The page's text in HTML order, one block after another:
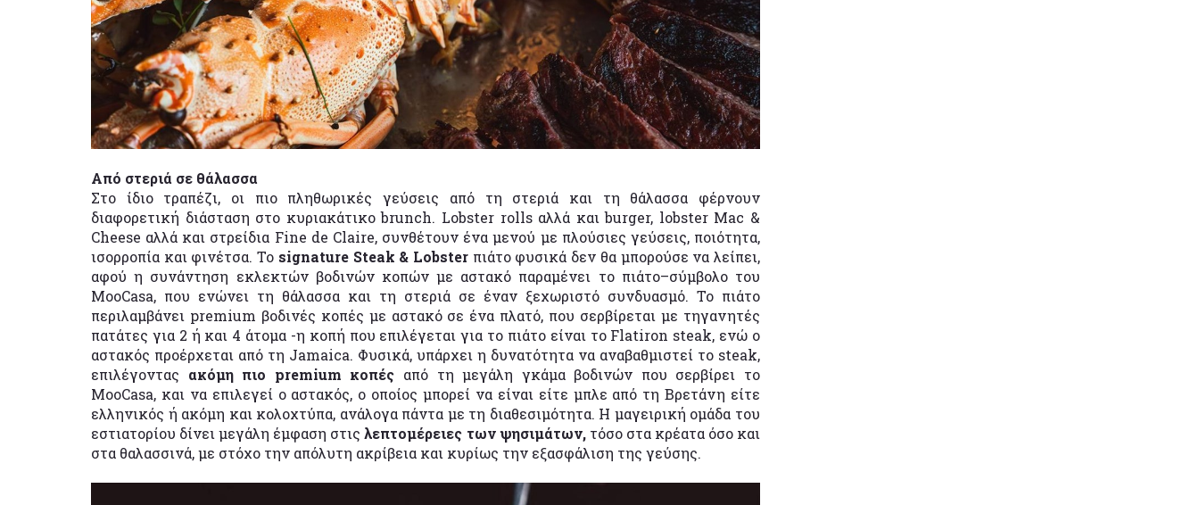
Από στεριά σε θάλασσα
Στο ίδιο τραπέζι, οι πιο πληθωρικές γεύσεις από τη στεριά και τη θάλασσα φέρνουν
διαφορετική διάσταση στο κυριακάτικο brunch. Lobster rolls αλλά και burger, lobster Mac &
Cheese αλλά και στρείδια Fine de Claire, συνθέτουν ένα μενού με πλούσιες γεύσεις, ποιότητα,
ισορροπία και φινέτσα. Το signature Steak & Lobster πιάτο φυσικά δεν θα μπορούσε να λείπει,
αφού η συνάντηση εκλεκτών βοδινών κοπών με αστακό παραμένει το πιάτο–σύμβολο του
MooCasa, που ενώνει τη θάλασσα και τη στεριά σε έναν ξεχωριστό συνδυασμό. To πιάτο
περιλαμβάνει premium βοδινές κοπές με αστακό σε ένα πλατό, που σερβίρεται με τηγανητές
πατάτες για 2 ή και 4 άτομα -η κοπή που επιλέγεται για το πιάτο είναι το Flatiron steak, ενώ ο
αστακός προέρχεται από τη Jamaica. Φυσικά, υπάρχει η δυνατότητα να αναβαθμιστεί το steak,
επιλέγοντας ακόμη πιο premium κοπές από τη μεγάλη γκάμα βοδινών που σερβίρει το
MooCasa, και να επιλεγεί ο αστακός, ο οποίος μπορεί να είναι είτε μπλε από τη Βρετάνη είτε
ελληνικός ή ακόμη και κολοχτύπα, ανάλογα πάντα με τη διαθεσιμότητα. Η μαγειρική ομάδα του
εστιατορίου δίνει μεγάλη έμφαση στιςλεπτομέρειες των ψησιμάτων,τόσο στα κρέατα όσο και
στα θαλασσινά, με στόχο την απόλυτη ακρίβεια και κυρίως την εξασφάλιση της γεύσης.